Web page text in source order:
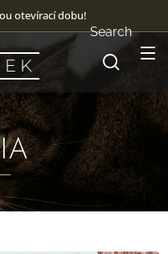
otevírací dobu!
E K
Search